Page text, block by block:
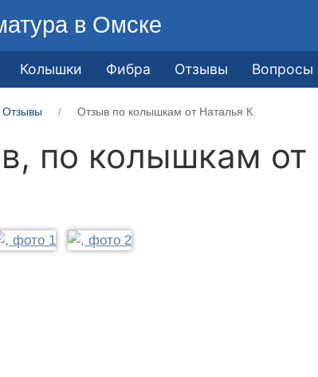
в Омске
Колышки Фибра Отзывы Вопросы
Отзывы Отзыв по колышкам от Наталья К.
по колышкам от